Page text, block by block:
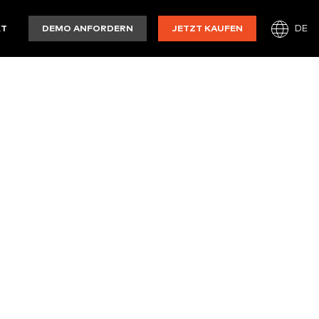
DEMO ANFORDERN JETZT KAUFEN DE